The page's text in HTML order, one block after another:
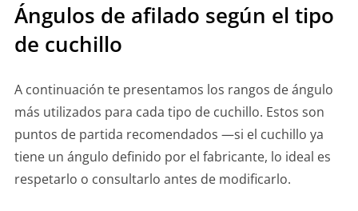
Ángulos de afilado según el tipo
de cuchillo
A continuación te presentamos los rangos de ángulo
más utilizados para cada tipo de cuchillo. Estos son
puntos de partida recomendados —si el cuchillo ya
tiene un ángulo definido por el fabricante, lo ideal es
respetarlo o consultarlo antes de modificarlo.